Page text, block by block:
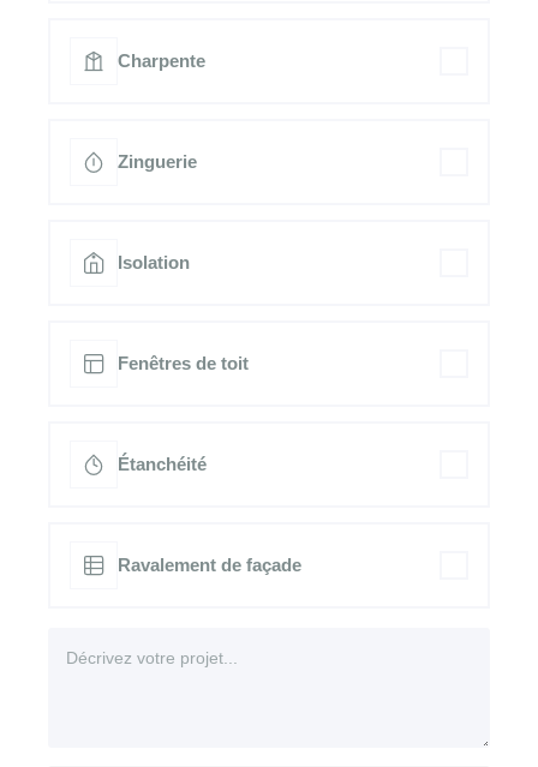
Charpente
Zinguerie
Isolation
Fenêtres de toit
Étanchéité
Ravalement de façade